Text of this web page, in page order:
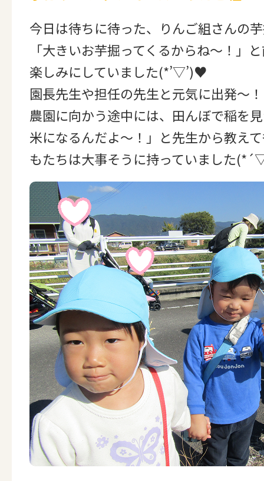
今日は待ちに待った、りんご組さんの
「大きいお芋掘ってくるからね～！」
楽しみにしていました(*’▽’)♥
園長先生や担任の先生と元気に出発～！
農園に向かう途中には、田んぼで稲を
米になるんだよ～！」と先生から教え
もたちは大事そうに持っていました